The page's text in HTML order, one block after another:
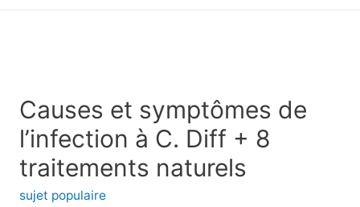
Causes et symptômes de
l’infection à C. Diff + 8
traitements naturels
sujet populaire